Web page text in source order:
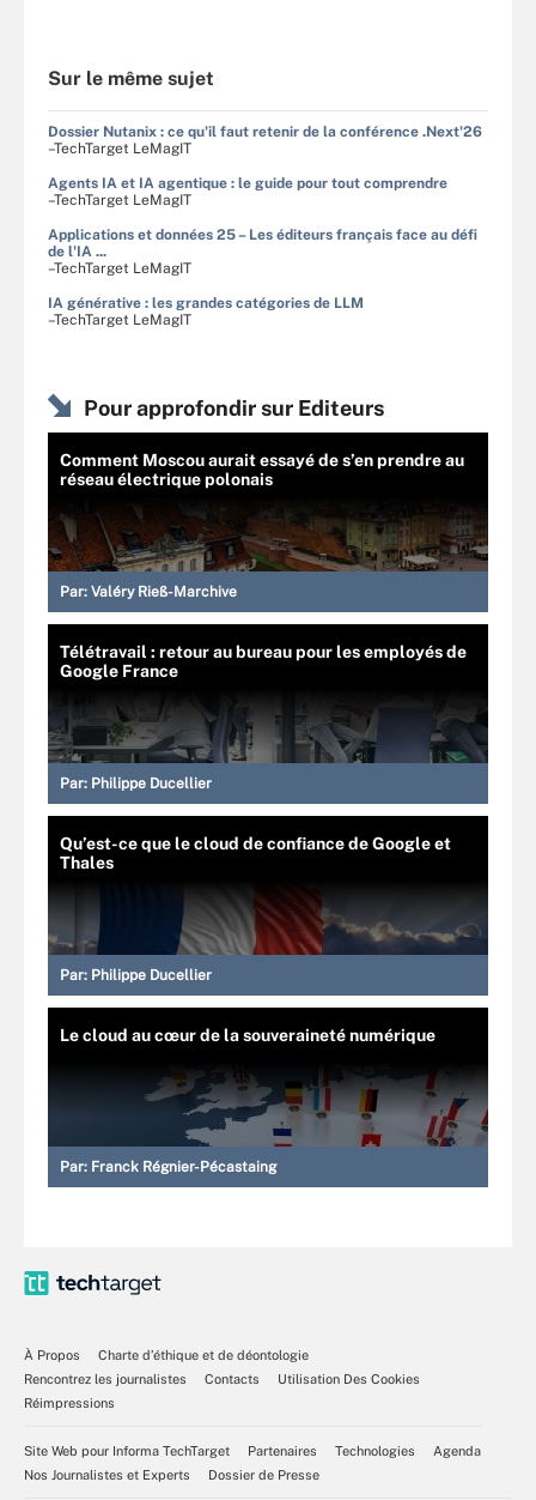
Sur le même sujet
Dossier Nutanix : ce qu'il faut retenir de la conférence .Next'26
–TechTarget LeMagIT
Agents IA et IA agentique : le guide pour tout comprendre
–TechTarget LeMagIT
Applications et données 25 – Les éditeurs français face au défi
de l'IA ...
–TechTarget LeMagIT
IA générative : les grandes catégories de LLM
–TechTarget LeMagIT
Pour approfondir sur Editeurs
Comment Moscou aurait essayé de s’en prendre au
réseau électrique polonais
Par: Valéry Rieß-Marchive
Télétravail : retour au bureau pour les employés de
Google France
Par: Philippe Ducellier
Qu’est-ce que le cloud de confiance de Google et
Thales
Par: Philippe Ducellier
Le cloud au cœur de la souveraineté numérique
Par: Franck Régnier-Pécastaing
À Propos
Charte d’éthique et de déontologie
Rencontrez les journalistes
Contacts
Utilisation Des Cookies
Réimpressions
Site Web pour Informa TechTarget Partenaires Technologies
Agenda
Nos Journalistes et Experts
Dossier de Presse